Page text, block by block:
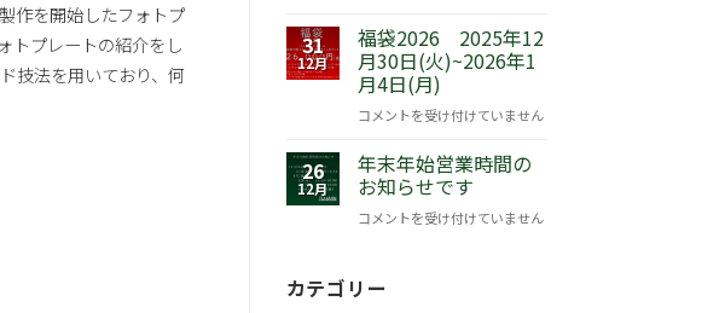
作を開始したフォトプ
トプレートの紹介をし
技法を用いており、何
ー
タ
ー
ビ
ッ
ト
™
サ
セ
チ
ャ
ー
ミ
グ
セ
ル
2
月
31
12月
福袋2026 2025年12
月30日(火)~2026年1
月4日(月)
福
2026
2025
年
30
コメントを受け付けていません
26
12月
年末年始営業時間の
お知らせです
年
始
コメントを受け付けていません
カテゴリー